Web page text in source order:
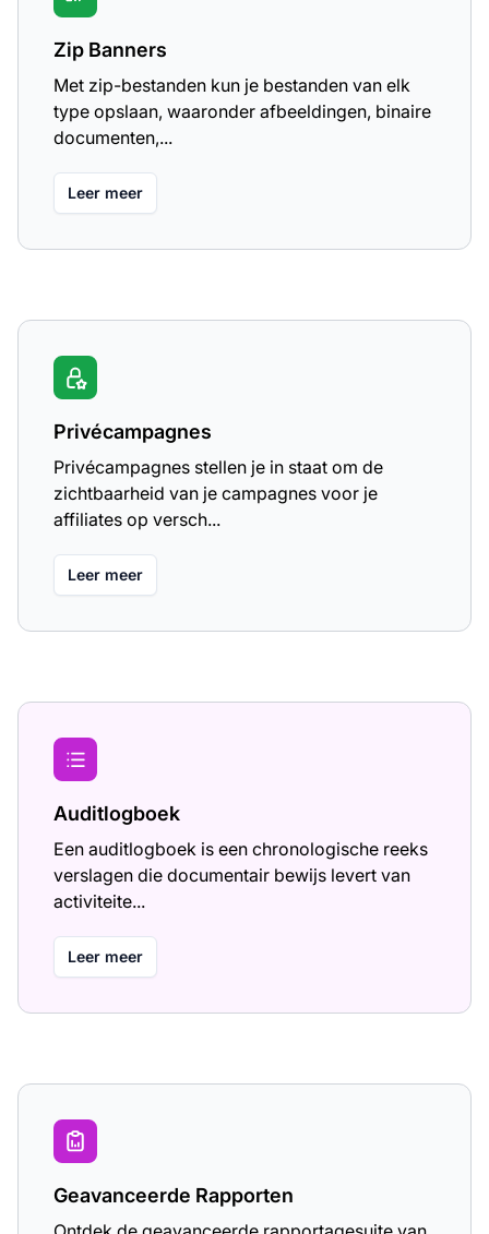
Zip Banners
Met zip-bestanden kun je bestanden van elk
type opslaan, waaronder afbeeldingen, binaire
documenten,...
Leer meer
Privécampagnes
Privécampagnes stellen je in staat om de
zichtbaarheid van je campagnes voor je
affiliates op versch...
Leer meer
Auditlogboek
Een auditlogboek is een chronologische reeks
verslagen die documentair bewijs levert van
activiteite...
Leer meer
Geavanceerde Rapporten